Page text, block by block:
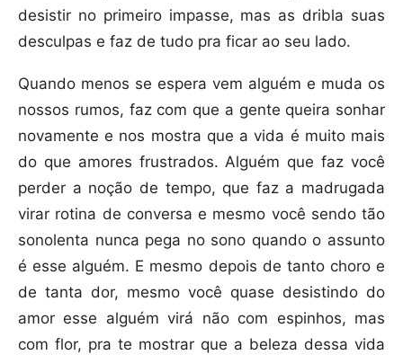
desistir no primeiro impasse, mas as dribla suas
desculpas e faz de tudo pra ficar ao seu lado.
Quando menos se espera vem alguém e muda os
nossos rumos, faz com que a gente queira sonhar
novamente e nos mostra que a vida é muito mais
do que amores frustrados. Alguém que faz você
perder a noção de tempo, que faz a madrugada
virar rotina de conversa e mesmo você sendo tão
sonolenta nunca pega no sono quando o assunto
é esse alguém. E mesmo depois de tanto choro e
de tanta dor, mesmo você quase desistindo do
amor esse alguém virá não com espinhos, mas
com flor, pra te mostrar que a beleza dessa vida